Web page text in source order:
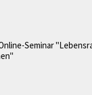
Seminar